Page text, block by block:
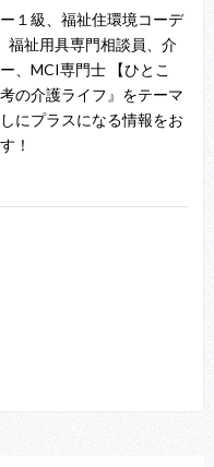
１級、福祉住環境コーデ
福祉用具専門相談員、介
、MCI専門士 【ひとこ
の介護ライフ』をテーマ
にプラスになる情報をお
！